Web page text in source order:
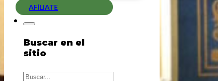
AFÍLIATE
Buscar en el
sitio
Buscar